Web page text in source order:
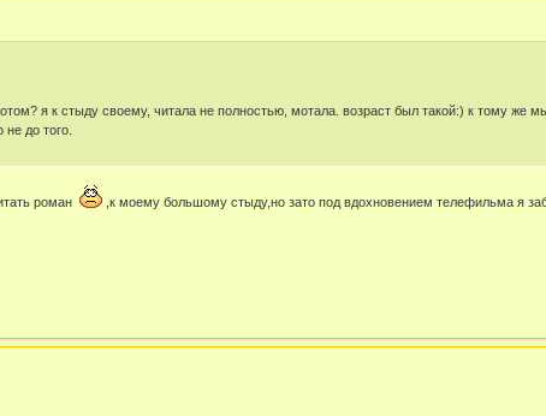
я к стыду своему, читала не полностью, мотала. возраст был такой:) к тому же мы
до того.
роман ,к моему большому стыду,но зато под вдохновением телефильма я